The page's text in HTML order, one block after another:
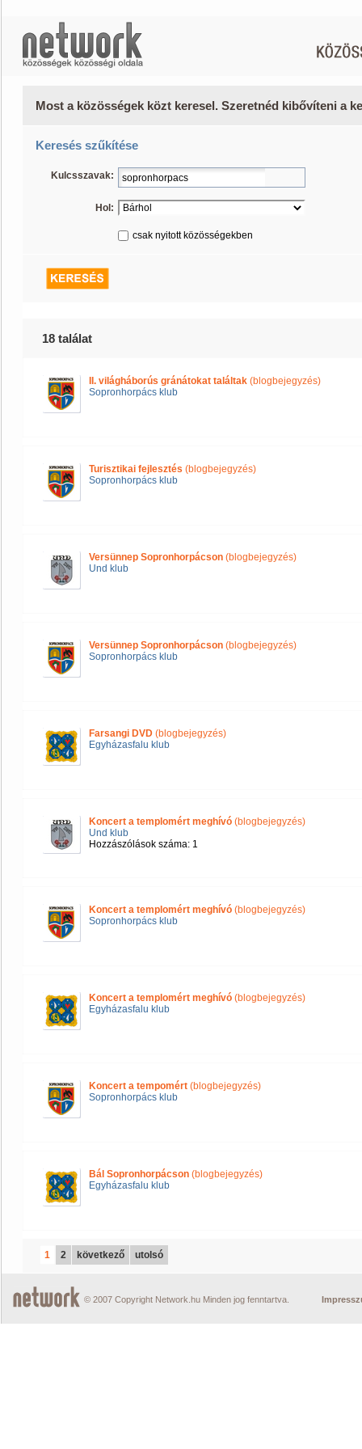
Most a közösségek közt keresel. Szeretnéd kibővíteni a
Keresés szűkítése
Kulcsszavak:
Hol:
csak nyitott közösségekben
18 találat
II. világháborús gránátokat találtak (blogbejegyzés)
Sopronhorpács klub
Turisztikai fejlesztés (blogbejegyzés)
Sopronhorpács klub
Versünnep Sopronhorpácson (blogbejegyzés)
Und klub
Versünnep Sopronhorpácson (blogbejegyzés)
Sopronhorpács klub
Farsangi DVD (blogbejegyzés)
Egyházasfalu klub
Koncert a templomért meghívó (blogbejegyzés)
Und klub
Hozzászólások száma: 1
Koncert a templomért meghívó (blogbejegyzés)
Sopronhorpács klub
Koncert a templomért meghívó (blogbejegyzés)
Egyházasfalu klub
Koncert a tempomért (blogbejegyzés)
Sopronhorpács klub
Bál Sopronhorpácson (blogbejegyzés)
Egyházasfalu klub
1 2 következő utolsó
© 2007 Copyright Network.hu Minden jog fenntartva.